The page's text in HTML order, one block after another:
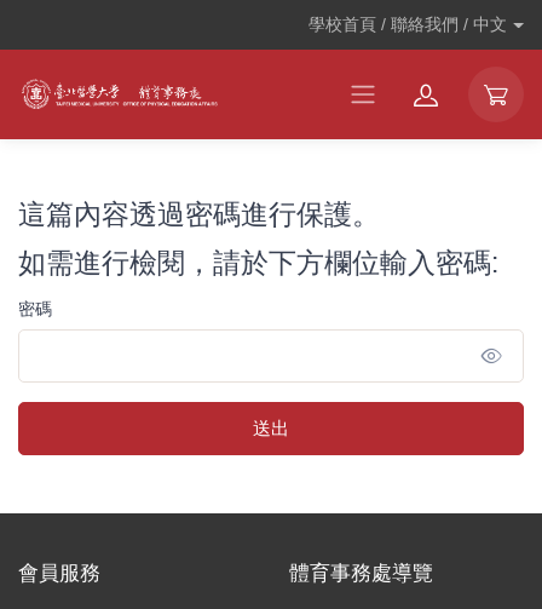
學校首頁 / 聯絡我們 /中文
這篇內容透過密碼進行保護。
如需進行檢閱，請於下方欄位輸入密碼:
密碼
送出
會員服務 體育事務處導覽